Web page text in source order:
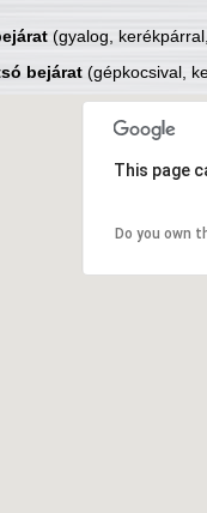
(gyalog,
bejárat(gépkocsival,
This page
Do you own